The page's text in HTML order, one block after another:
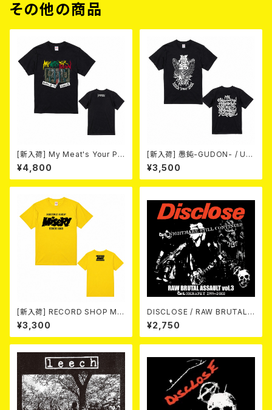
その他の商品
[新入荷] My Meat's Your Po
ison -あんたにゃ毒でもオイラ
にゃ薬- / BLACK T-shirt (XX
L & XXXL)
¥4,800
[新入荷] 愚鈍-GUDON- / US
TOUR 2026 T-shirt
¥3,500
[新入荷] RECORD SHOP MIS
ERY / 33th anniversary T-s
hirts (yellow ②)
¥3,300
DISCLOSE / RAW BRUTAL
ASSAULT Vol.3 : DISCOGR
APHY 1999-2002 (2xCD)
¥2,750